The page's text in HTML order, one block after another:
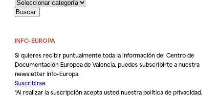
INFO-EUROPA
Si quieres recibir puntualmente toda la información del Centro de
Documentación Europea de Valencia, puedes subscribirte a nuestra
newsletter Info-Europa.
Suscribirse
*Al realizar la suscripción acepta usted nuestrapolítica de privacidad.